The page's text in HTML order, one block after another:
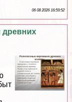
06 08 2026 16:59:52
древних